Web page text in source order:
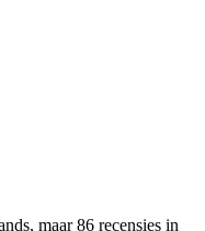
maar 86 recensies in